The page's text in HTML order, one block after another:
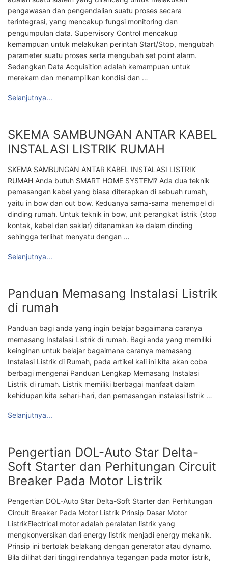
pengawasan dan pengendalian suatu proses secara
terintegrasi, yang mencakup fungsi monitoring dan
pengumpulan data. Supervisory Control mencakup
kemampuan untuk melakukan perintah Start/Stop, mengubah
parameter suatu proses serta mengubah set point alarm.
Sedangkan Data Acquisition adalah kemampuan untuk
merekam dan menampilkan kondisi dan …
Selanjutnya...
SKEMA SAMBUNGAN ANTAR KABEL
INSTALASI LISTRIK RUMAH
SKEMA SAMBUNGAN ANTAR KABEL INSTALASI LISTRIK
RUMAH Anda butuh SMART HOME SYSTEM? Ada dua teknik
pemasangan kabel yang biasa diterapkan di sebuah rumah,
yaitu in bow dan out bow. Keduanya sama-sama menempel di
dinding rumah. Untuk teknik in bow, unit perangkat listrik (stop
kontak, kabel dan saklar) ditanamkan ke dalam dinding
sehingga terlihat menyatu dengan …
Selanjutnya...
Panduan Memasang Instalasi Listrik
di rumah
Panduan bagi anda yang ingin belajar bagaimana caranya
memasang Instalasi Listrik di rumah. Bagi anda yang memiliki
keinginan untuk belajar bagaimana caranya memasang
Instalasi Listrik di Rumah, pada artikel kali ini kita akan coba
berbagi mengenai Panduan Lengkap Memasang Instalasi
Listrik di rumah. Listrik memiliki berbagai manfaat dalam
kehidupan kita sehari-hari, dan pemasangan instalasi listrik …
Selanjutnya...
Pengertian DOL-Auto Star Delta-
Soft Starter dan Perhitungan Circuit
Breaker Pada Motor Listrik
Pengertian DOL-Auto Star Delta-Soft Starter dan Perhitungan
Circuit Breaker Pada Motor Listrik Prinsip Dasar Motor
ListrikElectrical motor adalah peralatan listrik yang
mengkonversikan dari energy listrik menjadi energy mekanik.
Prinsip ini bertolak belakang dengan generator atau dynamo.
Bila dilihat dari tinggi rendahnya tegangan pada motor listrik,